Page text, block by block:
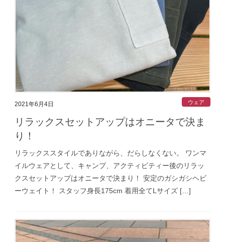
2021年6月4日 ウェア
リラックスセットアップはオニータで決ま
り！
リラックススタイルでありながら、だらしなくない。 ワンマ
イルウェアとして、キャンプ、アクティビティー後のリラッ
クスセットアップはオニータで決まり！ 安定のガシガシヘビ
ーウェイト！ スタッフ身長175cm 着用全てLサイズ […]